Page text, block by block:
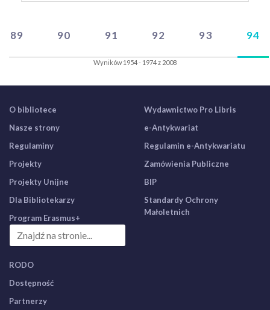
89 90 91 92 93 94
Wyników 1954 - 1974 z 2008
O bibliotece
Nasze strony
Regulaminy
Projekty
Projekty Unijne
Dla Bibliotekarzy
Program Erasmus+
Wydawnictwo Pro Libris
e-Antykwariat
Regulamin e-Antykwariatu
Zamówienia Publiczne
BIP
Standardy Ochrony
Małoletnich
RODO
Dostępność
Partnerzy